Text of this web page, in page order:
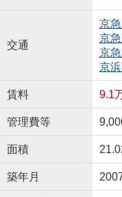
交通
京
京
京
京
賃料 9.1
管理費等
面積
築年月